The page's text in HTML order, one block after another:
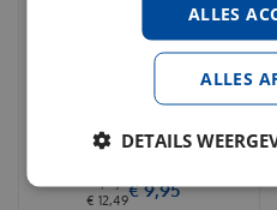
Chuckit ultra ball medium
€ 12,49€ 9,95
ALLES
ALLES
DETAILS